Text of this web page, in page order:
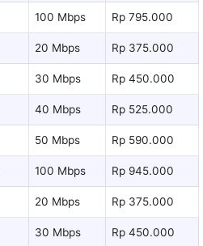
100 Mbps Rp 795.000
20 Mbps Rp 375.000
30 Mbps Rp 450.000
40 Mbps Rp 525.000
50 Mbps Rp 590.000
100 Mbps Rp 945.000
20 Mbps Rp 375.000
30 Mbps Rp 450.000